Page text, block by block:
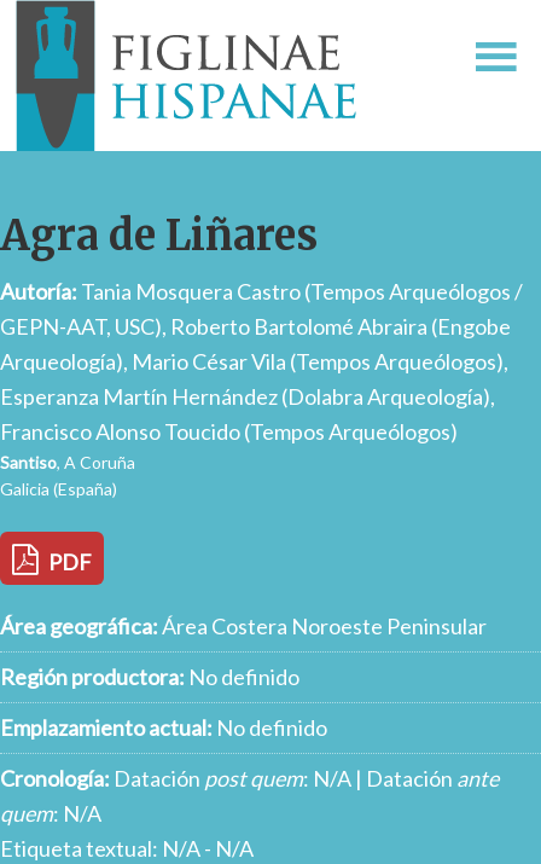
Agra de Liñares
Autoría: Tania Mosquera Castro (Tempos Arqueólogos /
GEPN-AAT, USC), Roberto Bartolomé Abraira (Engobe
Arqueología), Mario César Vila (Tempos Arqueólogos),
Esperanza Martín Hernández (Dolabra Arqueología),
Francisco Alonso Toucido (Tempos Arqueólogos)
Santiso, A Coruña
Galicia (España)
PDF
Área geográfica:Área Costera Noroeste Peninsular
Región productora: No definido
Emplazamiento actual: No definido
Cronología: Datación post quem: N/A | Datación ante
quem: N/A
Etiqueta textual: N/A - N/A